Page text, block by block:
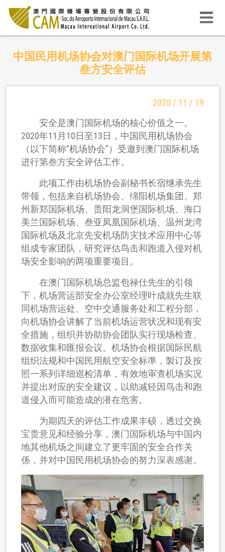
中国民用机场协会对澳门国际机场开展第
叁方安全评估
2020 / 11 / 19
安全是澳门国际机场的核心价值之一。
2020年11月10日至13日，中国民用机场协会
（以下简称“机场协会”）受邀到澳门国际机场
进行第叁方安全评估工作。
此项工作由机场协会副秘书长宿继承先生
带领，包括来自机场协会、绵阳机场集团、郑
州新郑国际机场、贵阳龙洞堡国际机场、海口
美兰国际机场、叁亚凤凰国际机场、温州龙湾
国际机场及北京先安机场防灾技术应用中心等
组成专家团队，研究评估鸟击和跑道入侵对机
场安全影响的两项重要项目。
在澳门国际机场总监包禄仕先生的引领
下，机场营运部安全办公室经理叶成就先生联
同机场营运处、空中交通服务处和工程分部，
向机场协会讲解了当前机场运营状况和现有安
全措施，组织并协助协会团队实行现场检查、
数据收集和匯报会议。机场协会根据国际民航
组织法规和中国民用航空安全标準，製订及按
照一系列详细巡检清单，有效地审查机场实况
并提出对应的安全建议，以助减轻因鸟击和跑
道侵入而可能造成的潜在危害。
为期四天的评估工作成果丰硕，透过交换
宝贵意见和经验分享，澳门国际机场与中国内
地其他机场之间建立了更牢固的安全合作关
係，并对中国民用机场协会的努力深表感谢。